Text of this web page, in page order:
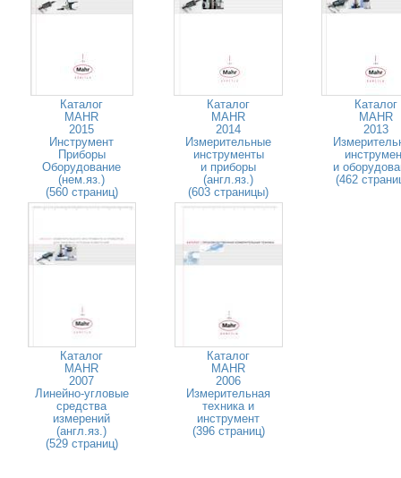
Каталог
MAHR
2015
Инструмент
Приборы
Оборудование
(нем.яз.)
(560 страниц)
Каталог
MAHR
2014
Измерительные
инструменты
и приборы
(англ.яз.)
(603 страницы)
Каталог
MAHR
2013
и
(462
Каталог
MAHR
2007
Линейно-угловые
средства
измерений
(англ.яз.)
(529 страниц)
Каталог
MAHR
2006
Измерительная
техника и
инструмент
(396 страниц)